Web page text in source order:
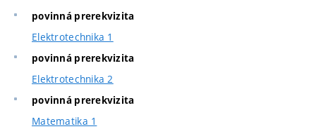
povinná prerekvizita
Elektrotechnika 1
povinná prerekvizita
Elektrotechnika 2
povinná prerekvizita
Matematika 1